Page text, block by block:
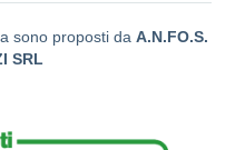
sono proposti da A.N.FO.S.
SRL